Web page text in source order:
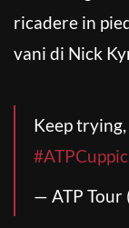
ricadere in
vani di Nick
Keep trying,
#ATPCup
— ATP Tour